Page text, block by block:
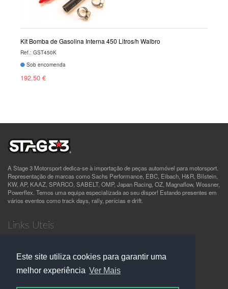
Este site utiliza cookies para garantir uma
melhor experiência Ver Mais
Kit Bomba de Gasolina Interna 450 Litros/h Walbro
Ref.: GST450K
Sob encomenda
192,50 €
A Stage 3 Motorsport dedica-se à importação de peças automóvel para motorsport.
Representação de marcas como Sachs Performance, EBC, Eibach, H&R, Bilstein,
KW, AP, KAAZ, SPARCO, SABELT, OMP, Japan Racing, OZ, Magnaflow, Wossner,
Powerflex. Temos uma equipa especializada ao seu dispor! Estando presentes em
vários eventos como track days, rally, perícias e drift.
Links Uteis
Política de Privacidade
Contactos